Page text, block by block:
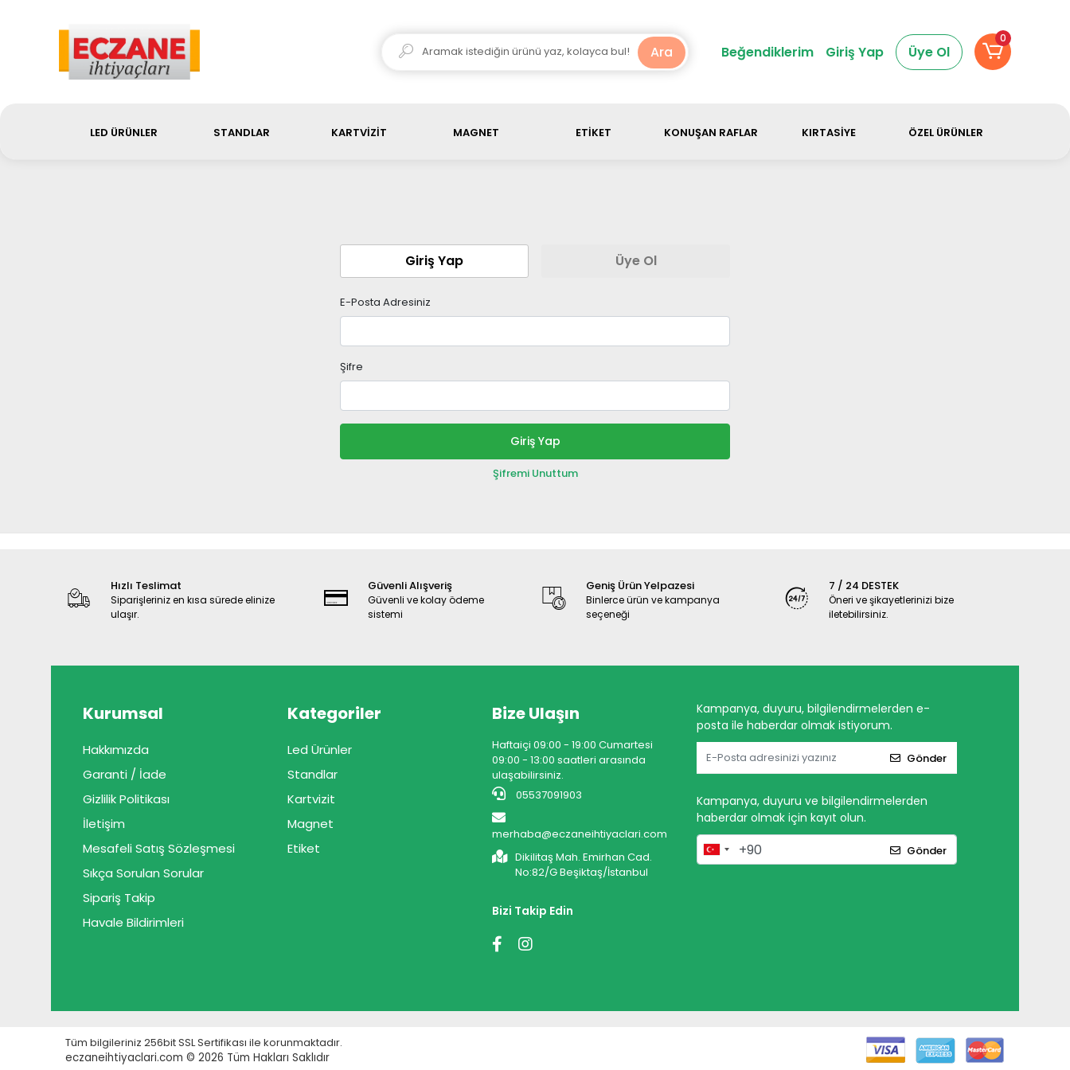
Ara
Beğendiklerim Giriş Yap Üye Ol
0
LED ÜRÜNLER STANDLAR KARTVİZİT MAGNET ETİKET KONUŞAN RAFLAR KIRTASİYE ÖZEL ÜRÜNLER
Giriş Yap Üye Ol
E-Posta Adresiniz
Şifre
Giriş Yap
Şifremi Unuttum
Hızlı Teslimat
Siparişleriniz en kısa sürede elinize
ulaşır.
Güvenli Alışveriş
Güvenli ve kolay ödeme
sistemi
Geniş Ürün Yelpazesi
Binlerce ürün ve kampanya
seçeneği
7 / 24 DESTEK
Öneri ve şikayetlerinizi bize
iletebilirsiniz.
Kurumsal
Hakkımızda
Garanti / İade
Gizlilik Politikası
İletişim
Mesafeli Satış Sözleşmesi
Sıkça Sorulan Sorular
Sipariş Takip
Havale Bildirimleri
Kategoriler
Led Ürünler
Standlar
Kartvizit
Magnet
Etiket
Bize Ulaşın
Haftaiçi 09:00 - 19:00 Cumartesi
09:00 - 13:00 saatleri arasında
ulaşabilirsiniz.
05537091903
merhaba@eczaneihtiyaclari.com
Dikilitaş Mah. Emirhan Cad.
No:82/G Beşiktaş/İstanbul
Bizi Takip Edin
Kampanya, duyuru, bilgilendirmelerden e-
posta ile haberdar olmak istiyorum.
Gönder
Kampanya, duyuru ve bilgilendirmelerden
haberdar olmak için kayıt olun.
Gönder
Tüm bilgileriniz 256bit SSL Sertifikası ile korunmaktadır.
eczaneihtiyaclari.com © 2026 Tüm Hakları Saklıdır